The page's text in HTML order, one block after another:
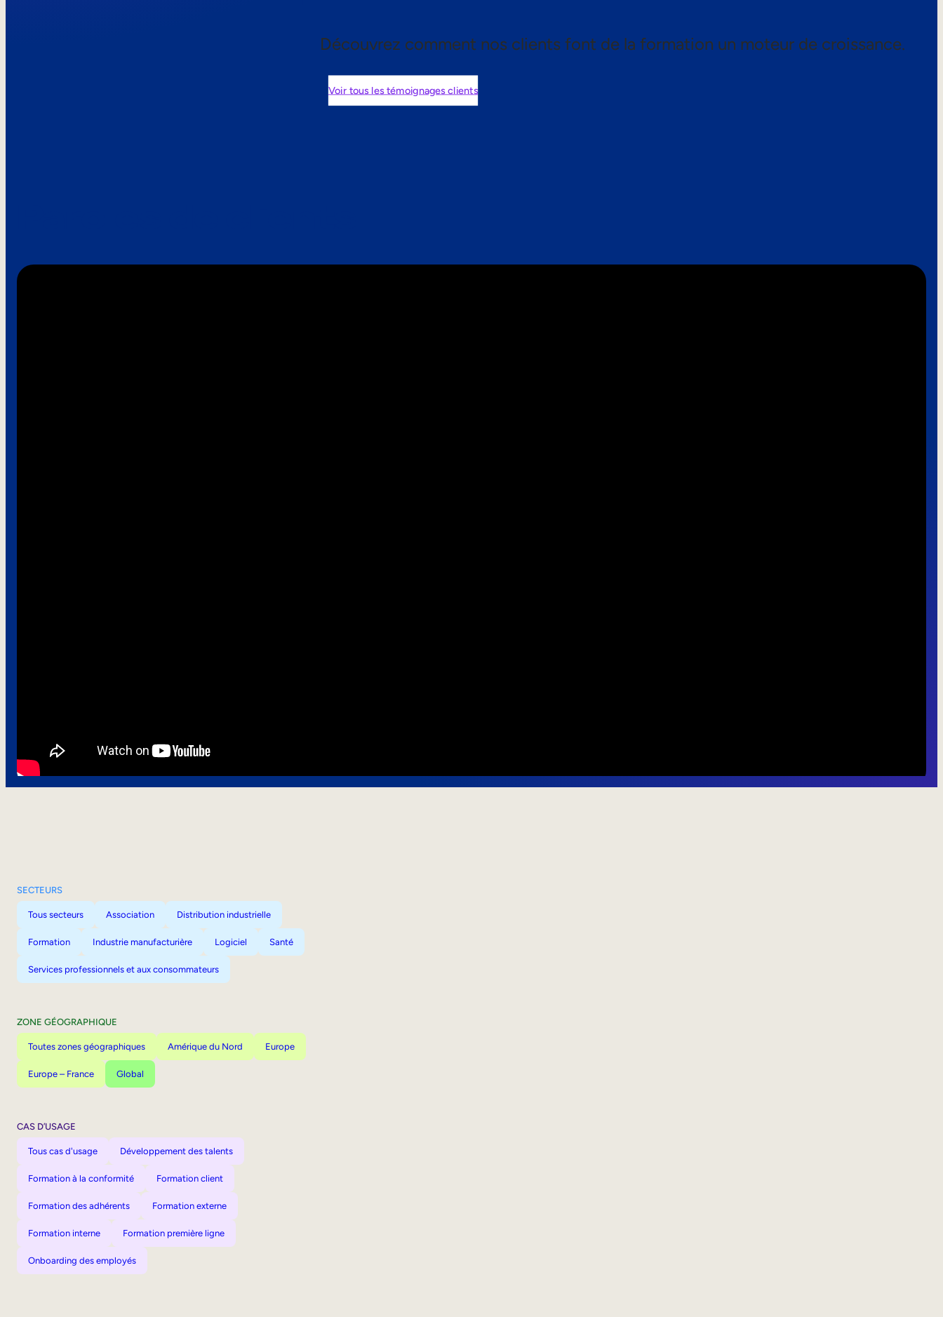
Découvrez comment nos clients font de la formation un moteur de croissance.
Voir tous les témoignages clients
SECTEURS
Tous secteurs Association Distribution industrielle
Formation Industrie manufacturière Logiciel Santé
Services professionnels et aux consommateurs
ZONE GÉOGRAPHIQUE
Toutes zones géographiques Amérique du Nord Europe
Europe – France Global
CAS D’USAGE
Tous cas d'usage Développement des talents
Formation à la conformité Formation client
Formation des adhérents Formation externe
Formation interne Formation première ligne
Onboarding des employés